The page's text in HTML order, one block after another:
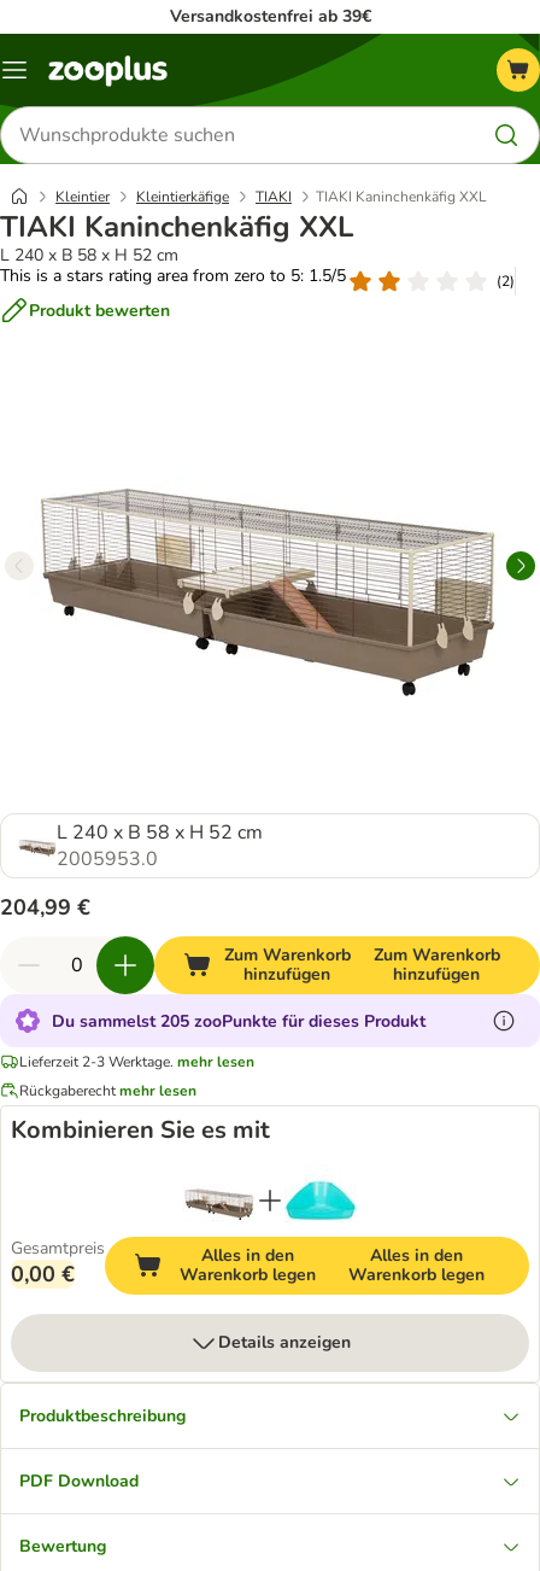
Versandkostenfrei ab 39€
Menü
Produkte
suchen
Kleintier Kleintierkäfige TIAKI TIAKI Kaninchenkäfig XXL
TIAKI Kaninchenkäfig XXL
L 240 x B 58 x H 52 cm
This is a stars rating area from zero to 5: 1.5/5
(2)
Produkt bewerten
L 240 x B 58 x H 52 cm
2005953.0
204,99 €
Zum Warenkorb
hinzufügen
Zum Warenkorb
hinzufügen
Du sammelst 205 zooPunkte für dieses Produkt
Lieferzeit 2-3 Werktage. mehr lesen
Rückgaberechtmehr lesen
Kombinieren Sie es mit
Gesamtpreis
0,00 €
Alles in den
Warenkorb legen
Alles in den
Warenkorb legen
Details anzeigen
Produktbeschreibung
PDF Download
Bewertung